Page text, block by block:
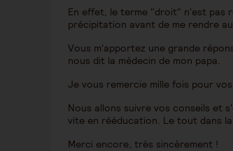
En effet, le terme "droit" n'est pas
précipitation avant de me rendre
Vous m'apportez une grande
nous dit la médecin de mon papa.
Je vous remercie mille fois pour
Nous allons suivre vos conseils et
vite en rééducation. Le tout dans
Merci encore, très sincèrement !